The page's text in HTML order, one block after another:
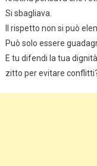
Si sbagliava.
Il rispetto non si può
Può solo essere
E tu difendi la tua
zitto per evitare